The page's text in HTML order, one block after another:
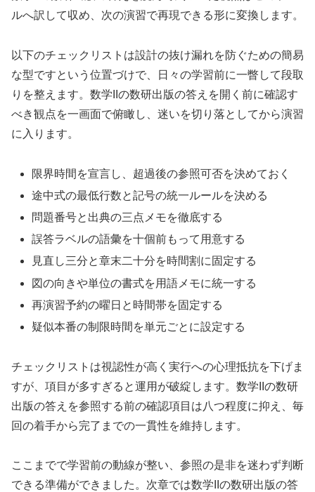
ルへ訳して収め、次の演習で再現できる形に変換します。
以下のチェックリストは設計の抜け漏れを防ぐための簡易
な型ですという位置づけで、日々の学習前に一瞥して段取
りを整えます。数学IIの数研出版の答えを開く前に確認す
べき観点を一画面で俯瞰し、迷いを切り落としてから演習
に入ります。
限界時間を宣言し、超過後の参照可否を決めておく
途中式の最低行数と記号の統一ルールを決める
問題番号と出典の三点メモを徹底する
誤答ラベルの語彙を十個前もって用意する
見直し三分と章末二十分を時間割に固定する
図の向きや単位の書式を用語メモに統一する
再演習予約の曜日と時間帯を固定する
疑似本番の制限時間を単元ごとに設定する
チェックリストは視認性が高く実行への心理抵抗を下げま
すが、項目が多すぎると運用が破綻します。数学IIの数研
出版の答えを参照する前の確認項目は八つ程度に抑え、毎
回の着手から完了までの一貫性を維持します。
ここまでで学習前の動線が整い、参照の是非を迷わず判断
できる準備ができました。次章では数学IIの数研出版の答